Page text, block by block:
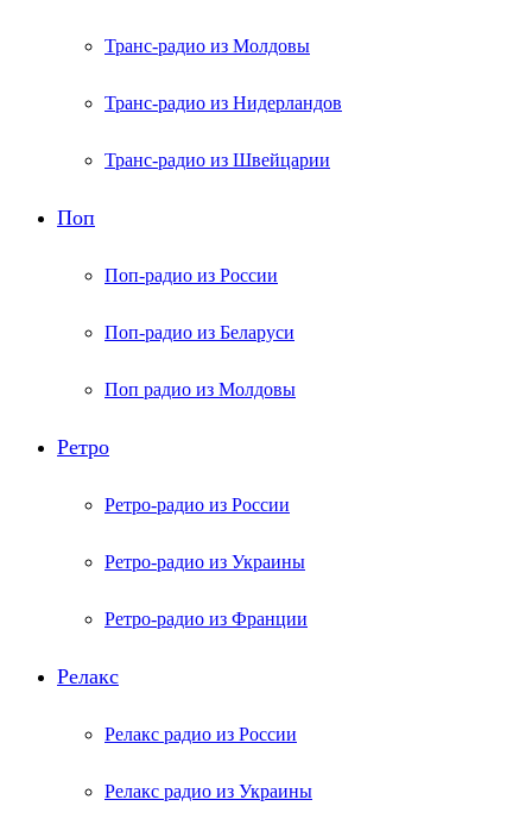
Транс-радио из Молдовы
Транс-радио из Нидерландов
Транс-радио из Швейцарии
Поп
Поп-радио из России
Поп-радио из Беларуси
Поп радио из Молдовы
Ретро
Ретро-радио из России
Ретро-радио из Украины
Ретро-радио из Франции
Релакс
Релакс радио из России
Релакс радио из Украины